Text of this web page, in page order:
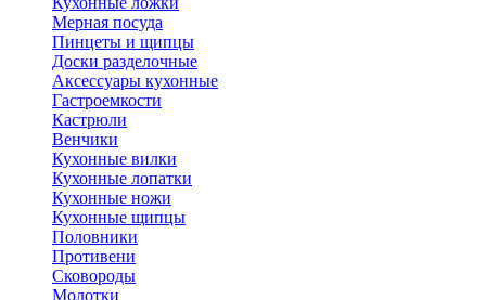
Мерная посуда
Пинцеты и щипцы
Доски разделочные
Аксессуары кухонные
Гастроемкости
Кастрюли
Венчики
Кухонные вилки
Кухонные лопатки
Кухонные ножи
Кухонные щипцы
Половники
Противени
Сковороды
Молотки